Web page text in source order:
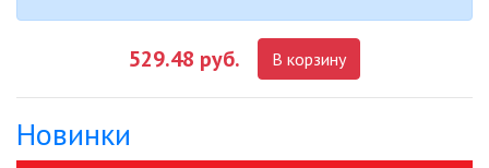
ДАТЧИКИ ДВИЖЕНИЯ И
ФОТОРЕЛЕ
ДЕКОРАТИВНАЯ ПОДСВЕТКА
ДЕКОРАТИВНЫЕ СВЕТИЛЬНИКИ
529.48 руб. В корзину
Новинки